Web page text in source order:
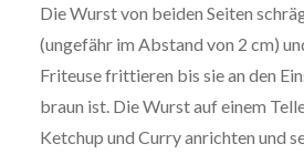
Die Wurst von beiden Seiten
(ungefähr im Abstand von 2 cm)
Friteuse frit­tie­ren bis sie an den
braun ist. Die Wurst auf einem
Ketchup und Curry anrichten und